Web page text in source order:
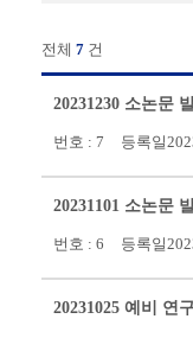
전체 7 건
20231230 소논문
번호 : 7 등록일
20231101 소논문
번호 : 6 등록일